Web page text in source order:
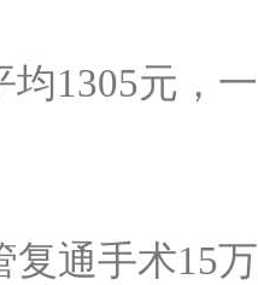
1305元，一
复通手术15万